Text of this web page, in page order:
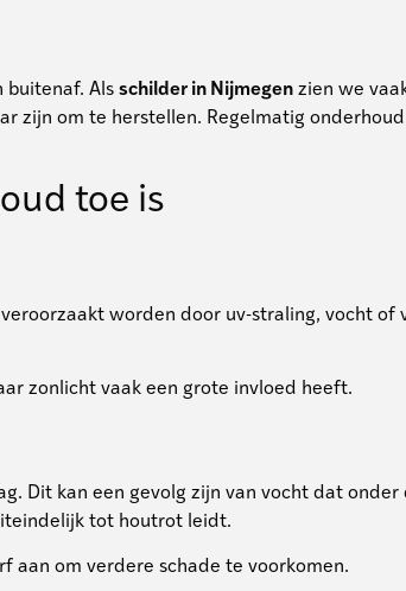
buitenaf. Alsschilder in Nijmegen zien we
zijn om te herstellen. Regelmatig
toe is
worden door uv-straling, vocht of
zonlicht vaak een grote invloed heeft.
Dit kan een gevolg zijn van vocht dat
tot houtrot leidt.
aan om verdere schade te voorkomen.